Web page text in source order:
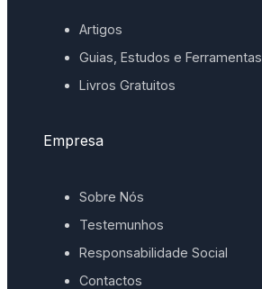
Artigos
Guias, Estudos e Ferramentas
Livros Gratuitos
Empresa
Sobre Nós
Testemunhos
Responsabilidade Social
Contactos